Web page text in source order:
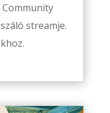
streamje.